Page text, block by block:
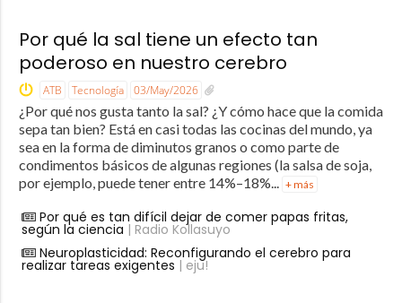
Por qué la sal tiene un efecto tan
poderoso en nuestro cerebro
ATB Tecnología 03/May/2026
¿Por qué nos gusta tanto la sal? ¿Y cómo hace que la comida
sepa tan bien? Está en casi todas las cocinas del mundo, ya
sea en la forma de diminutos granos o como parte de
condimentos básicos de algunas regiones (la salsa de soja,
por ejemplo, puede tener entre 14%–18%... + más
Por qué es tan difícil dejar de comer papas fritas,
según la ciencia | Radio Kollasuyo
Neuroplasticidad: Reconfigurando el cerebro para
realizar tareas exigentes | eju!